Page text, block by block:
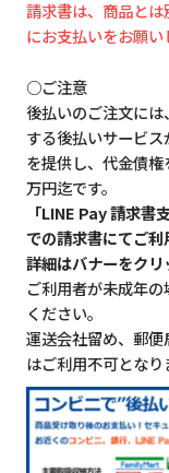
請求書は、商品と
にお支払いをお願い
○ご注意
後払いのご注文に
する後払いサービ
を提供し、代金債
万円迄です。
「LINE Pay 請求
での請求書にてご利
詳細はバナーをクリ
ご利用者が未成年
ください。
運送会社留め、郵
はご利用不可となり